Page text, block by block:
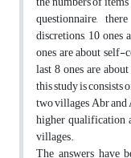
questionnaire,
discretions, 10 ones
ones are about self-
last 8 ones are
this study is consists
two villages Abr
higher qualification
villages.